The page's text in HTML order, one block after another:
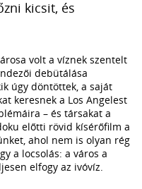
kicsit, és
volt a víznek szentelt
debütálása
úgy döntöttek, a saját
keresnek a Los Angelest
– és társakat a
előtti rövid kísérőfilm a
ahol nem is olyan rég
a locsolás: a város a
elfogy az ivóvíz.